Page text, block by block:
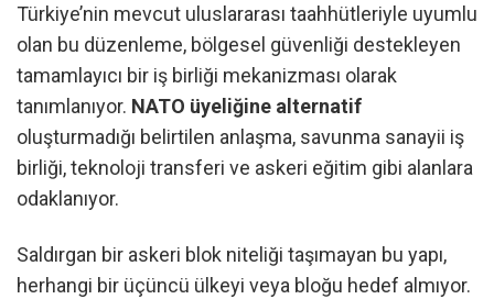
Türkiye’nin mevcut uluslararası taahhütleriyle uyumlu
olan bu düzenleme, bölgesel güvenliği destekleyen
tamamlayıcı bir iş birliği mekanizması olarak
tanımlanıyor. NATO üyeliğine alternatif
oluşturmadığı belirtilen anlaşma, savunma sanayii iş
birliği, teknoloji transferi ve askeri eğitim gibi alanlara
odaklanıyor.
Saldırgan bir askeri blok niteliği taşımayan bu yapı,
herhangi bir üçüncü ülkeyi veya bloğu hedef almıyor.